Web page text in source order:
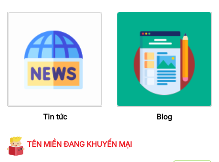
Tin tức Blog
TÊN MIỀN ĐANG KHUYẾN MẠI